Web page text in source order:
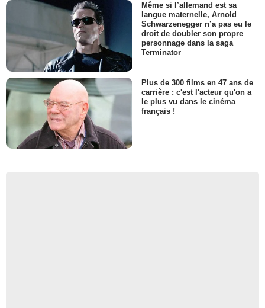
Même si l’allemand est sa
langue maternelle, Arnold
Schwarzenegger n’a pas eu le
droit de doubler son propre
personnage dans la saga
Terminator
Plus de 300 films en 47 ans de
carrière : c'est l'acteur qu'on a
le plus vu dans le cinéma
français !